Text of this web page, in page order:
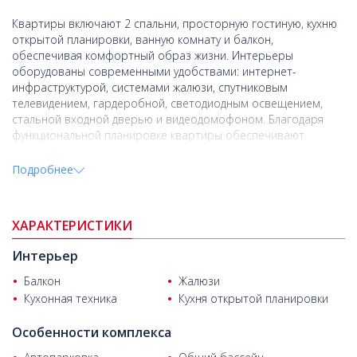
Квартиры включают 2 спальни, просторную гостиную, кухню
открытой планировки, ванную комнату и балкон,
обеспечивая комфортный образ жизни. Интерьеры
оборудованы современными удобствами: интернет-
инфраструктурой, системами жалюзи, спутниковым
телевидением, гардеробной, светодиодным освещением,
стальной входной дверью и видеодомофоном. Благодаря
функциональной планировке квартиры обеспечивают
семейного проживания.
включает в себя такие социальные удобства, как открытый
бассейн, открытая парковка, лифты и благоустроенные
зеленые зоны. Грамотная планировка территории и общие
удобства существенно повышают общий комфорт и
качество жизни резидентов..
округа Кепез в Анталии. Этот район выделяется быстро
развивающимися жилыми комплексами и растущим
Подробнее
ХАРАКТЕРИСТИКИ
Интерьер
Балкон
Жалюзи
Кухонная техника
Кухня открытой планировки
Особенности комплекса